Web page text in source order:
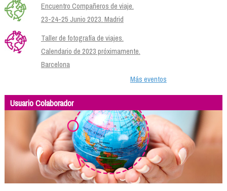
Encuentro Compañeros de viaje.
23-24-25 Junio 2023. Madrid
Taller de fotografía de viajes.
Calendario de 2023 próximamente.
Barcelona
Más eventos
Usuario Colaborador